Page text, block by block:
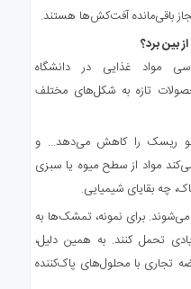
باقی‌مانده آفت‌کش‌ها هستند.
بین برد؟
مواد غذایی در دانشگاه
تازه به شکل‌های مختلف
ریسک را کاهش می‌دهد… و
مواد از سطح میوه یا سبزی
چه بقایای شیمیایی.
برای نمونه، تمشک‌ها به
تحمل کنند. به همین دلیل،
تجاری با محلول‌های پاک‌کننده